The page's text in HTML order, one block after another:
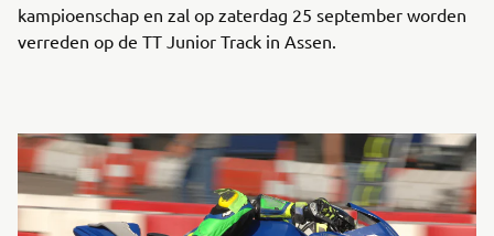
kampioenschap en zal op zaterdag 25 september worden
verreden op de TT Junior Track in Assen.